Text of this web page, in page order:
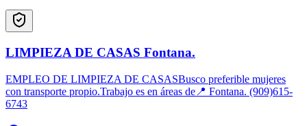
LIMPIEZA DE CASAS Fontana.
EMPLEO DE LIMPIEZA DE CASASBusco preferible mujeres
con transporte propio.Trabajo es en áreas de📍 Fontana. (909)615-
6743